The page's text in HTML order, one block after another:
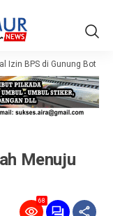
BPS di Gunung Botak
Menuju
68